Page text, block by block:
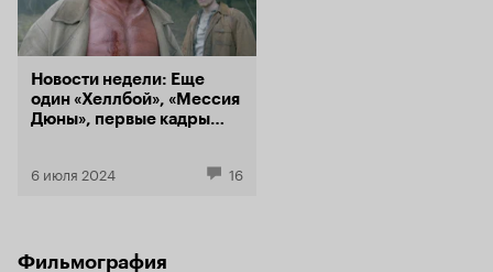
Новости недели: Еще
один «Хеллбой», «Мессия
Дюны», первые кадры
6 июля 2024 16
Фильмография